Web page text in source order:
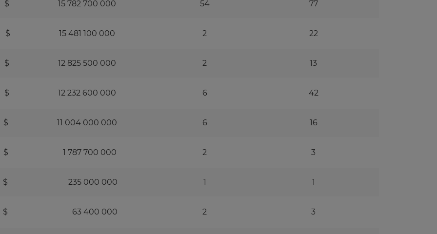
$ 15 782 700 000 54 77
$ 15 481 100 000 2 22
$ 12 825 500 000 2 13
$ 12 232 600 000 6 42
$ 11 004 000 000 6 16
$ 1 787 700 000 2 3
$ 235 000 000 1 1
$ 63 400 000 2 3